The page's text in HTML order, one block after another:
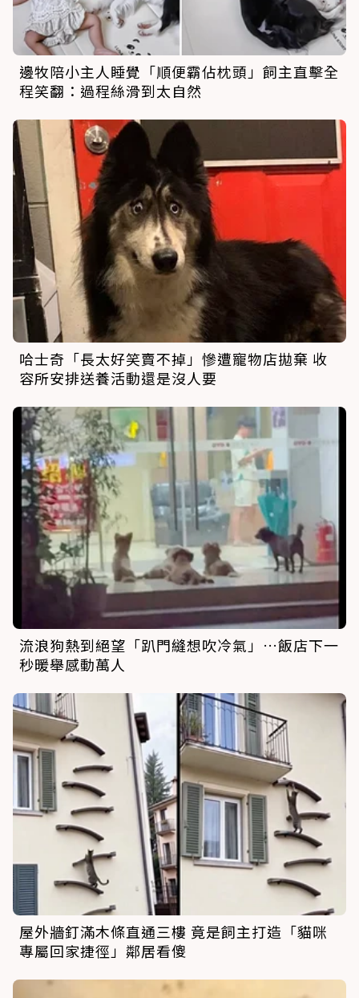
邊牧陪小主人睡覺「順便霸佔枕頭」飼主直擊全
程笑翻：過程絲滑到太自然
哈士奇「長太好笑賣不掉」慘遭寵物店拋棄 收
容所安排送養活動還是沒人要
流浪狗熱到絕望「趴門縫想吹冷氣」…飯店下一
秒暖舉感動萬人
屋外牆釘滿木條直通三樓 竟是飼主打造「貓咪
專屬回家捷徑」鄰居看傻